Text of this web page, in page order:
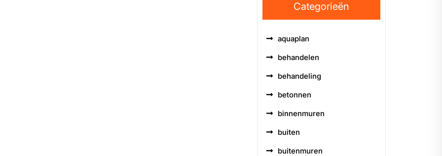
Categorieën
aquaplan
behandelen
behandeling
betonnen
binnenmuren
buiten
buitenmuren